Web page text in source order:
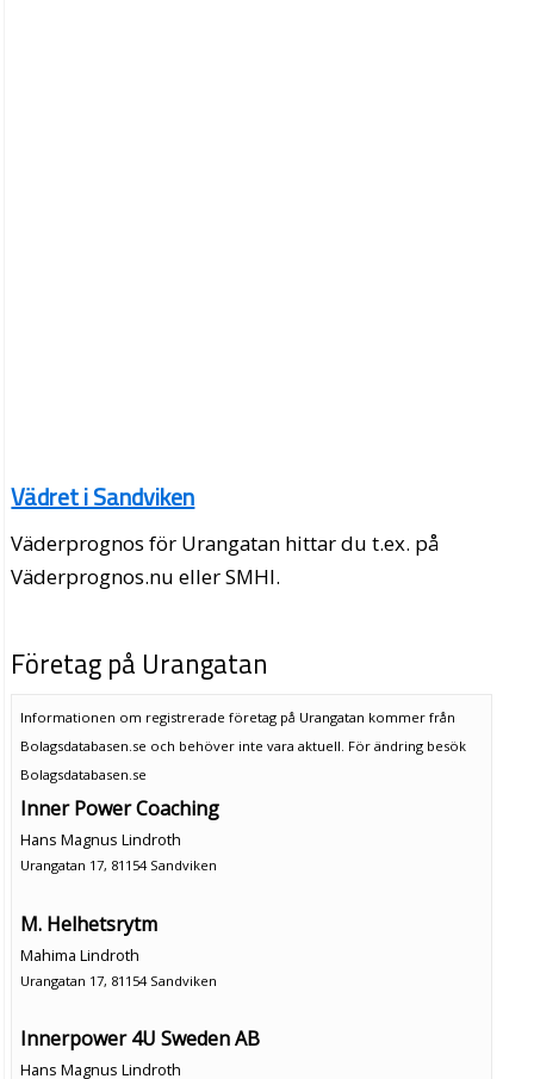
Vädret i Sandviken
Väderprognos för Urangatan hittar du t.ex. på
Väderprognos.nu eller SMHI.
Företag på Urangatan
Informationen om registrerade företag på Urangatan kommer från
Bolagsdatabasen.se och behöver inte vara aktuell. För ändring besök
Bolagsdatabasen.se
Inner Power Coaching
Hans Magnus Lindroth
Urangatan 17, 81154 Sandviken
M. Helhetsrytm
Mahima Lindroth
Urangatan 17, 81154 Sandviken
Innerpower 4U Sweden AB
Hans Magnus Lindroth